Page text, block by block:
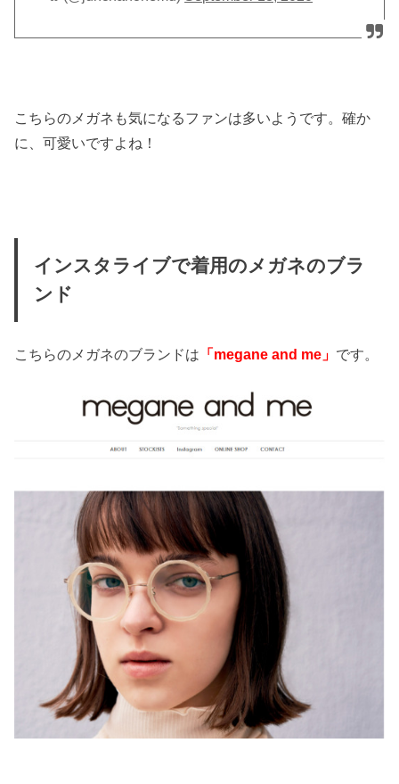
こちらのメガネも気になるファンは多いようです。確か
に、可愛いですよね！
インスタライブで着用のメガネのブラ
ンド
こちらのメガネのブランドは 「megane and me」 です。